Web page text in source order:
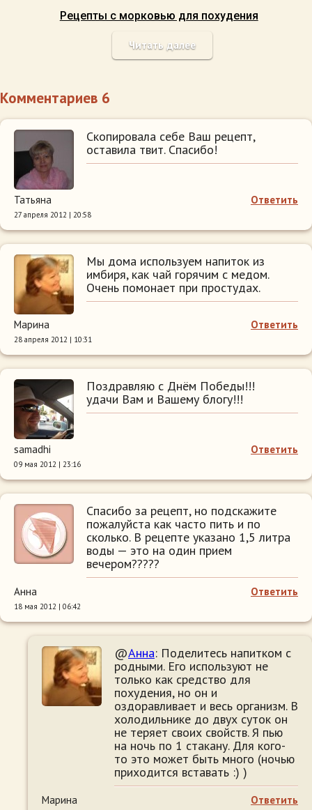
Рецепты с морковью для похудения
Читать далее
Комментариев 6
Скопировала себе Ваш рецепт,
оставила твит. Спасибо!
Ответить
Татьяна
27 апреля 2012 | 20:58
Мы дома используем напиток из
имбиря, как чай горячим с медом.
Очень помонает при простудах.
Ответить
Марина
28 апреля 2012 | 10:31
Поздравляю с Днём Победы!!!
удачи Вам и Вашему блогу!!!
Ответить
samadhi
09 мая 2012 | 23:16
Спасибо за рецепт, но подскажите
пожалуйста как часто пить и по
сколько. В рецепте указано 1,5 литра
воды — это на один прием
вечером?????
Ответить
Анна
18 мая 2012 | 06:42
@Анна: Поделитесь напитком с
родными. Его используют не
только как средство для
похудения, но он и
оздоравливает и весь организм. В
холодильнике до двух суток он
не теряет своих свойств. Я пью
на ночь по 1 стакану. Для кого-
то это может быть много (ночью
приходится вставать :) )
Ответить
Марина